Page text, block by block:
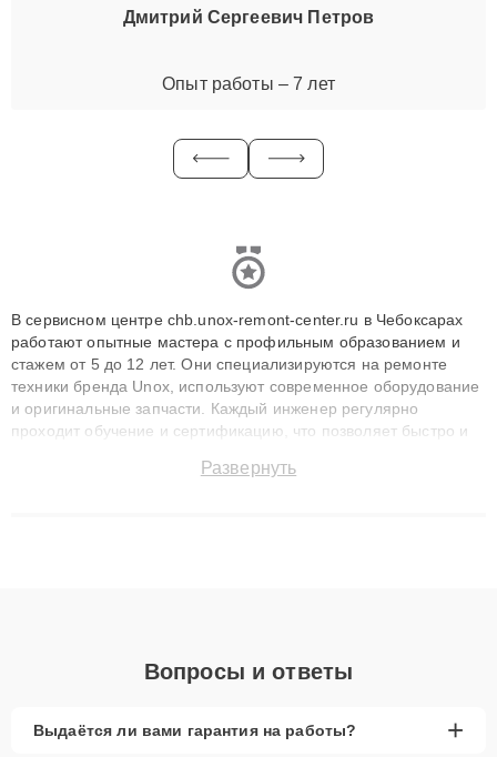
Дмитрий Сергеевич Петров
Опыт работы – 7 лет
В сервисном центре chb.unox-remont-center.ru в Чебоксарах
работают опытные мастера с профильным образованием и
стажем от 5 до 12 лет. Они специализируются на ремонте
техники бренда Unox, используют современное оборудование
и оригинальные запчасти. Каждый инженер регулярно
проходит обучение и сертификацию, что позволяет быстро и
сохранением гарантии до 3 лет. Наши мастера решают
Развернуть
Вопросы и ответы
Выдаётся ли вами гарантия на работы? +